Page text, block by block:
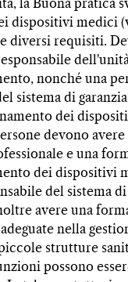
la Buona pratica
dispositivi medici
diversi requisiti.
nonché una
sistema di
dei
devono avere
e una
dei dispositivi
del sistema
avere una
nella
strutture
possono